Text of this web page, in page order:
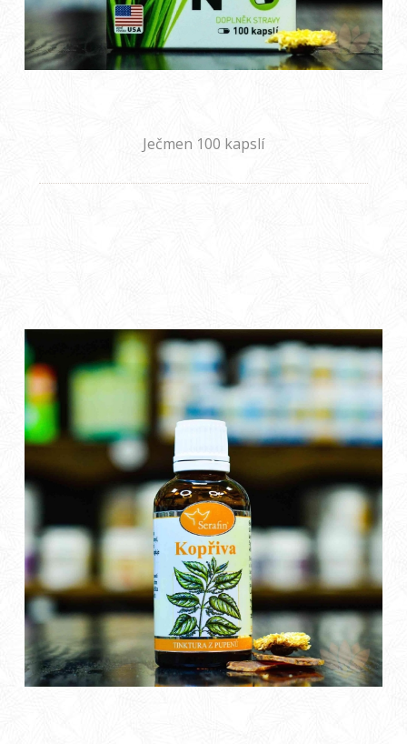
Ječmen 100 kapslí